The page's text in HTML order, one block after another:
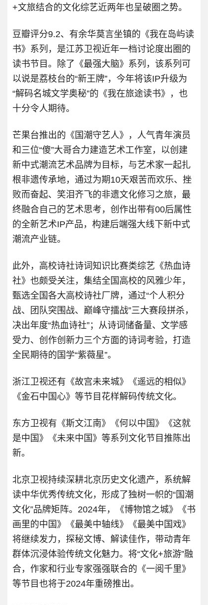
+文旅结合的文化综艺近两年也呈破圈之势。
豆瓣评分9.2、有余华莫言坐镇的《我在岛屿读
书》系列，是江苏卫视近年一档讨论度出圈的
读书节目。除了《最强大脑》系列，该系列可
以说是荔枝台的“新王牌”，今年将该IP升级为
“解码名城文学奥秘”的《我在旅途读书》，也
十分令人期待。
芒果台推出的《国潮守艺人》，人气青年演员
和三位“傻”大哥合力建造艺术工作室，以创建
新中式潮流艺术品牌为目标，与艺术家一起扎
根非遗传承地，通过为期10天艰苦而欢乐、挫
败而奋起、笑泪齐飞的非遗文化修习之旅，最
终融合自己的艺术思考，创作出带有00后属性
的全新艺术IP产品，构建后端强大线下新中式
潮流产业链。
此外，高校诗社诗词知识比赛类综艺《热血诗
社》也颇受关注，集结全国高校的风雅少年，
甄选全国各大高校诗社厂牌，通过“个人积分
战、团队突围战、巅峰守擂战”三大赛段拼杀，
决出年度“热血诗社”；从诗词储备量、文学感
受力、创作创新力三个方面的诗词考验，打造
全民期待的国学“紫薇星”。
浙江卫视还有《故宫未来城》《遥远的相似》
《金石中国心》等节目花样解码传统文化。
东方卫视有《斯文江南》《何以中国》《这就
是中国》《未来中国》等系列文化节目推陈出
新。
北京卫视持续深耕北京历史文化遗产，系统解
读中华优秀传统文化，形成了独树一帜的“国潮
文化”品牌矩阵。2024年，《博物馆之城》《书
画里的中国》《最美中轴线》《最美中国戏》
将继续发力，探秘文博、解读佳作，带动青年
群体沉浸体验传统文化魅力。将“文化+旅游”融
合，作家和行业专家强强联合的《一阅千里》
等节目也将于2024年重磅推出。